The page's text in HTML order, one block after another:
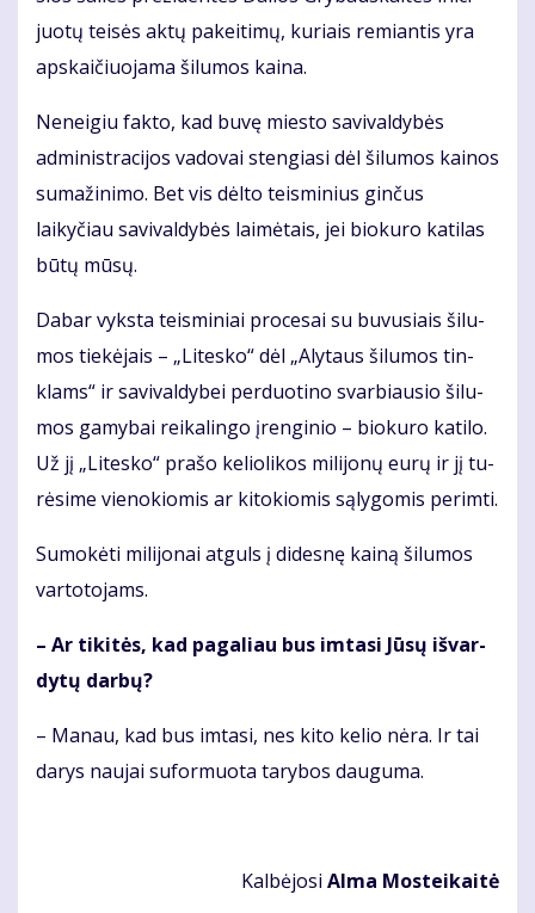
juo­tų tei­sės ak­tų pa­kei­ti­mų, ku­riais re­mian­tis yra
ap­skai­čiuo­ja­ma ši­lu­mos kai­na.
Neneigiu fakto, kad buvę miesto savivaldybės
administracijos vadovai stengiasi dėl šilumos kainos
sumažinimo. Bet vis dėlto teisminius ginčus
laikyčiau savi­valdybės laimėtais, jei biokuro katilas
būtų mūsų.
Da­bar vyks­ta teis­mi­niai pro­ce­sai su bu­vu­siais ši­lu­
mos tie­kė­jais – „Li­tes­ko“ dėl „Aly­taus ši­lu­mos tin­
klams“ ir sa­vi­val­dy­bei per­duo­ti­no svar­biau­sio ši­lu­
mos ga­my­bai rei­ka­lin­go įren­gi­nio – bio­ku­ro ka­ti­lo.
Už jį „Li­tes­ko“ pra­šo ke­lio­li­kos mi­li­jo­nų eu­rų ir jį tu­
rė­si­me vie­no­kio­mis ar ki­to­kio­mis są­ly­go­mis per­im­ti.
Su­mo­kė­ti mi­li­jo­nai at­guls į di­des­nę kai­ną ši­lu­mos
var­to­to­jams.
– Ar ti­ki­tės, kad pa­ga­liau bus im­ta­si Jū­sų iš­var­
dy­tų dar­bų?
– Ma­nau, kad bus im­ta­si, nes ki­to ke­lio nė­ra. Ir tai
da­rys nau­jai su­for­muo­ta ta­ry­bos dau­gu­ma.
Kal­bė­jo­si Al­ma Mos­tei­kai­tė